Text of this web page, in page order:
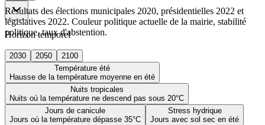
Horizon temporel
2030 2050
2100
Température été
Hausse de la température moyenne en été
Nuits tropicales
Nuits où la température ne descend pas sous 20°C
Jours de canicule
Jours où la température dépasse 35°C
Stress hydrique
Jours avec sol sec en été
Résultats des élections municipales 2020, présidentielles 2022 et
législatives 2022. Couleur politique actuelle de la mairie, stabilité
politique, taux d'abstention.